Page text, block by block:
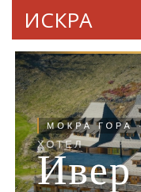
ИСКРА